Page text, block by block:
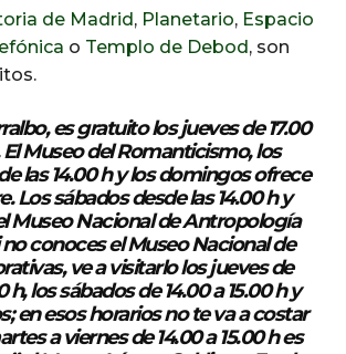
de Madrid, Planetario, Espacio
o Templo de Debod, son
, es gratuito los jueves de 17.00
ElMuseo del Romanticismo, los
las 14.00 h y los domingos ofrece
Los sábados desde las 14.00 h y
Museo Nacional de Antropología
no conoces elMuseo Nacional de
, ve a visitarlo los jueves de
h, los sábados de 14.00 a 15.00 h y
en esos horarios no te va a costar
a viernes de 14.00 a 15.00 h es